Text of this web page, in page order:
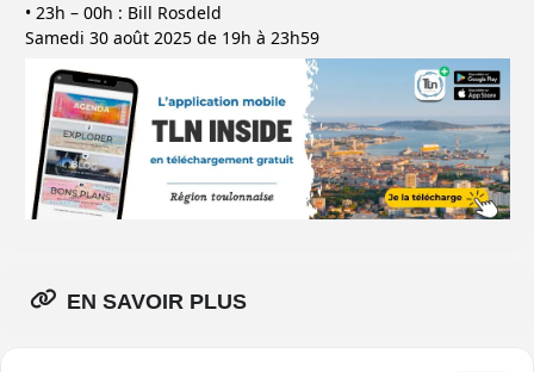
• 23h – 00h : Bill Rosdeld
Samedi 30 août 2025 de 19h à 23h59
EN SAVOIR PLUS